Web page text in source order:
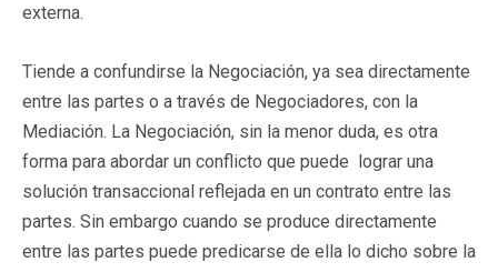
externa.
Tiende a confundirse la Negociación, ya sea directamente
entre las partes o a través de Negociadores, con la
Mediación. La Negociación, sin la menor duda, es otra
forma para abordar un conflicto que puede lograr una
solución transaccional reflejada en un contrato entre las
partes. Sin embargo cuando se produce directamente
entre las partes puede predicarse de ella lo dicho sobre la